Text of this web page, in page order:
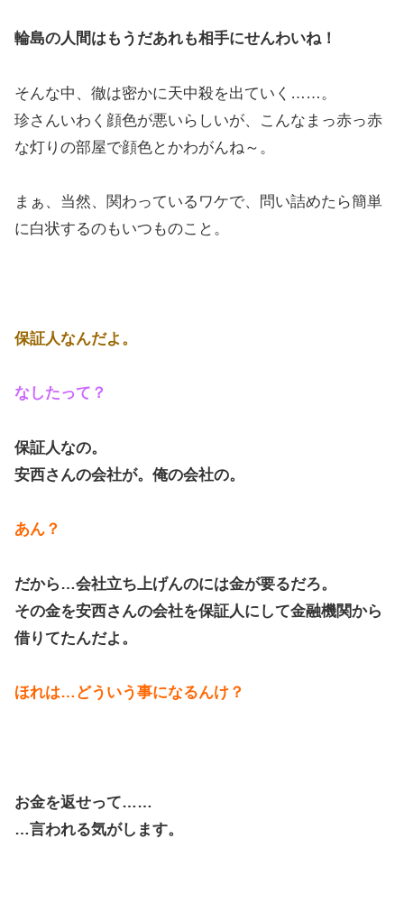
輪島の人間はもうだあれも相手にせんわいね！
そんな中、徹は密かに天中殺を出ていく……。
珍さんいわく顔色が悪いらしいが、こんなまっ赤っ赤
な灯りの部屋で顔色とかわがんね～。
まぁ、当然、関わっているワケで、問い詰めたら簡単
に白状するのもいつものこと。
保証人なんだよ。
なしたって？
保証人なの。
安西さんの会社が。俺の会社の。
あん？
だから…会社立ち上げんのには金が要るだろ。
その金を安西さんの会社を保証人にして金融機関から
借りてたんだよ。
ほれは…どういう事になるんけ？
お金を返せって……
…言われる気がします。